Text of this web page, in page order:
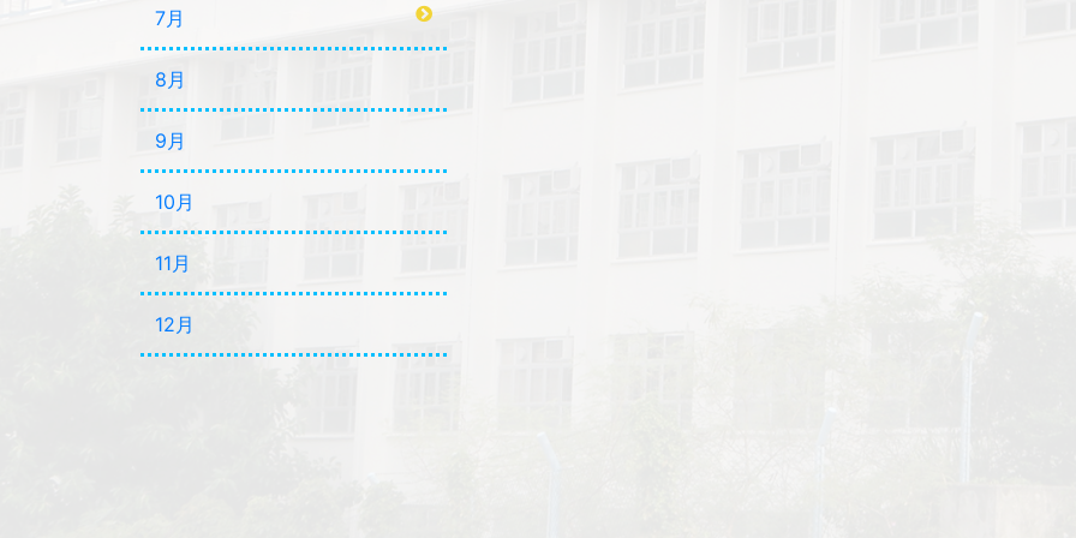
7月
8月
9月
10月
11月
12月